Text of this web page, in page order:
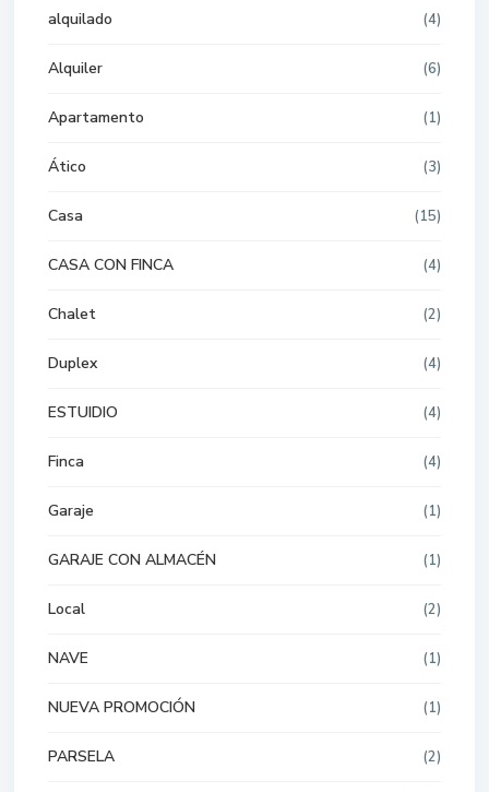
alquilado (4)
Alquiler (6)
Apartamento (1)
Ático (3)
Casa (15)
CASA CON FINCA (4)
Chalet (2)
Duplex (4)
ESTUIDIO (4)
Finca (4)
Garaje (1)
GARAJE CON ALMACÉN (1)
Local (2)
NAVE (1)
NUEVA PROMOCIÓN (1)
PARSELA (2)